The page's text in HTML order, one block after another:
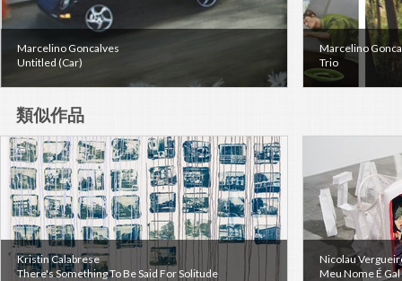
Marcelino Goncalves
Untitled (Car)
Marcelino
Trio
類似作品
Kristin Calabrese
There's Something To Be Said For Solitude
Nicolau
Meu Nome É